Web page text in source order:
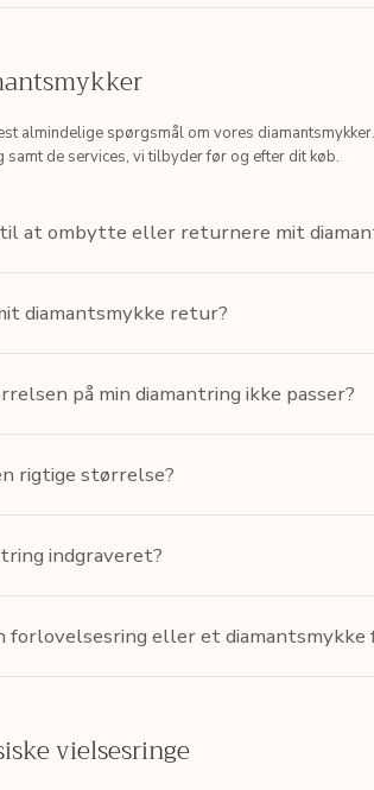
almindelige spørgsmål om vores
de services, vi tilbyder før og efter dit køb.
at ombytte eller returnere mit
diamantsmykke retur?
på min diamantring ikke passer?
rigtige størrelse?
indgraveret?
forlovelsesring eller et diamantsmykke
vielsesringe